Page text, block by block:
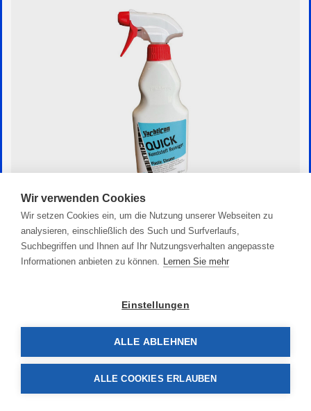
Quick Reiniger
14,90 €
Wir verwenden Cookies
Wir setzen Cookies ein, um die Nutzung unserer Webseiten zu
analysieren, einschließlich des Such und Surfverlaufs,
Suchbegriffen und Ihnen auf Ihr Nutzungsverhalten angepasste
Informationen anbieten zu können. Lernen Sie mehr
Einstellungen
ALLE ABLEHNEN
ALLE COOKIES ERLAUBEN